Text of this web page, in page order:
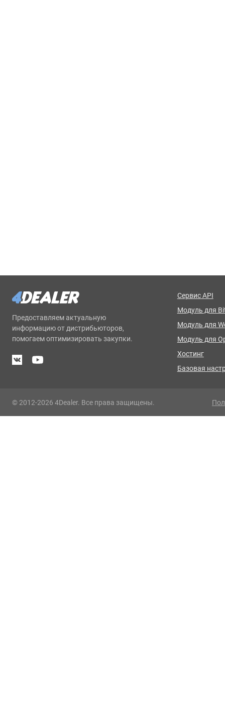
Предоставляем актуальную
информацию от дистрибьюторов,
помогаем оптимизировать закупки.
Сервис API
Модуль для
Модуль для
Модуль для
Хостинг
Базовая
© 2012-2026 4Dealer. Все права защищены.